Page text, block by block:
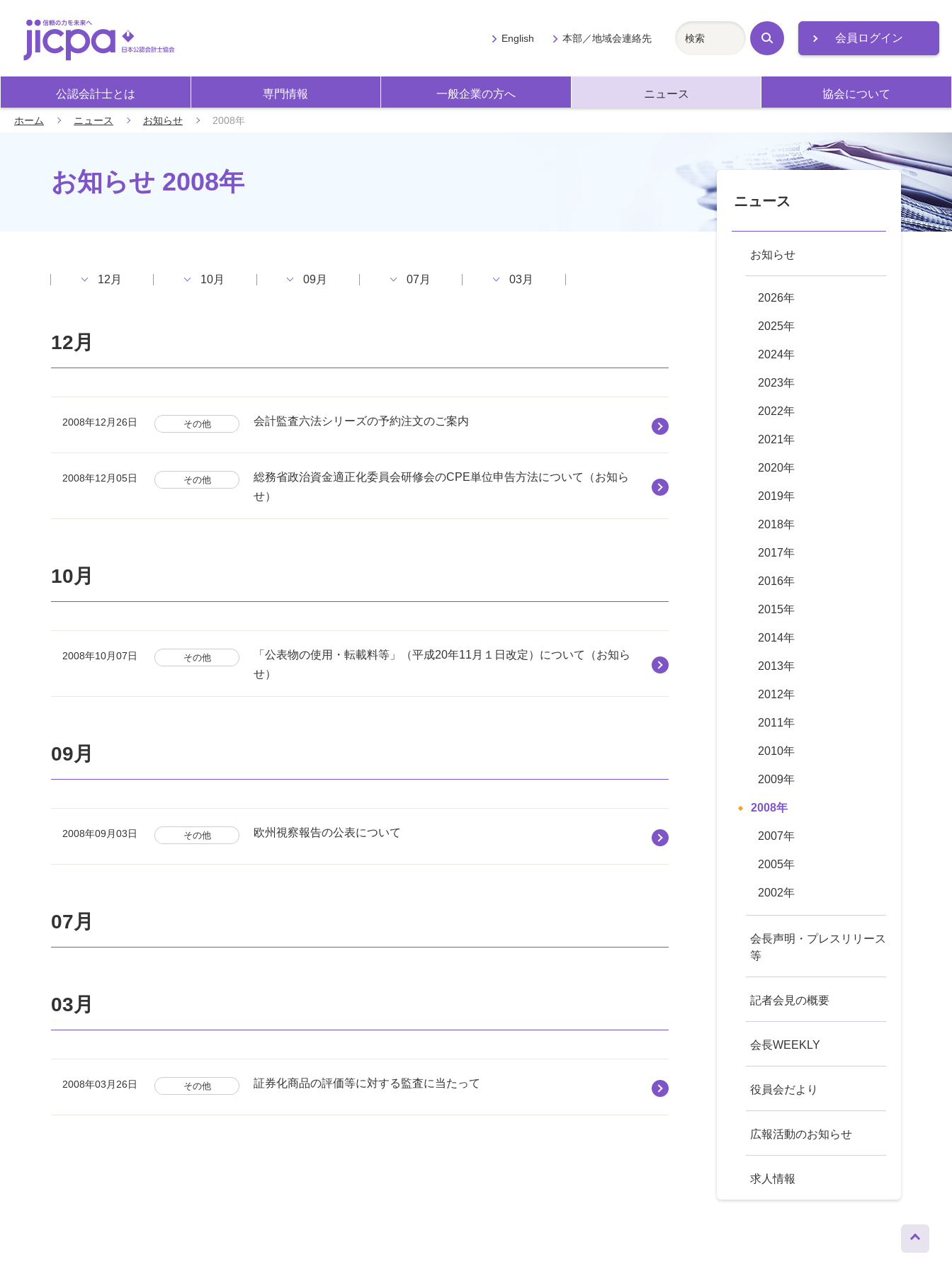
会員ログイン
公認会計士とは 専門情報 一般企業の方へ ニュース 協会について
English 本部／地域会連絡先
検
索
ホーム ニュース お知らせ 2008年
お知らせ 2008年
12月 10月 09月 07月 03月
12月
2008年12月26日 その他 会計監査六法シリーズの予約注文のご案内
2008年12月05日 その他
総務省政治資金適正化委員会研修会のCPE単位申告方法について（お知ら
せ）
10月
2008年10月07日 その他
「公表物の使用・転載料等」（平成20年11月１日改定）について（お知ら
せ）
09月
2008年09月03日 その他 欧州視察報告の公表について
07月
03月
2008年03月26日 その他 証券化商品の評価等に対する監査に当たって
ニュース
お知らせ
2026年
2025年
2024年
2023年
2022年
2021年
2020年
2019年
2018年
2017年
2016年
2015年
2014年
2013年
2012年
2011年
2010年
2009年
2008年
2007年
2005年
2002年
会長声明・プレスリリース
等
記者会見の概要
会長WEEKLY
役員会だより
広報活動のお知らせ
求人情報
ップへ